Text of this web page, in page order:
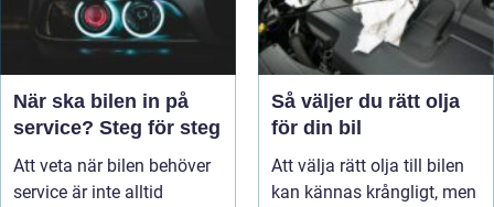
När ska bilen in på
service? Steg för steg
Att veta när bilen behöver
service är inte alltid
Så väljer du rätt olja
för din bil
Att välja rätt olja till bilen
kan kännas krångligt, men